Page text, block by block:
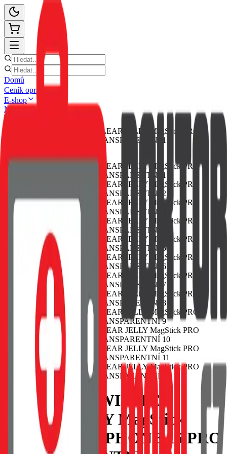
Domů
Ceník oprav
E-shop
Novinky
POUZDRO SWISSTEN
CLEAR JELLY MagStick
PRO APPLE IPHONE 15 PRO